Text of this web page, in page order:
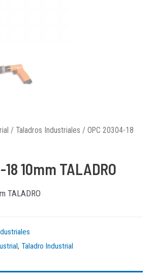
/ Taladros Industriales / OPC 20304-18
10mm TALADRO
TALADRO
, Taladro Industrial